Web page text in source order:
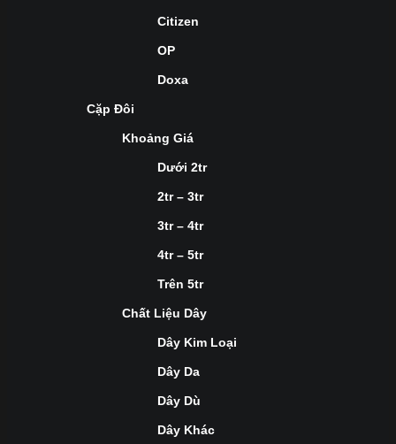
Citizen
OP
Doxa
Cặp Đôi
Khoảng Giá
Dưới 2tr
2tr – 3tr
3tr – 4tr
4tr – 5tr
Trên 5tr
Chất Liệu Dây
Dây Kim Loại
Dây Da
Dây Dù
Dây Khác